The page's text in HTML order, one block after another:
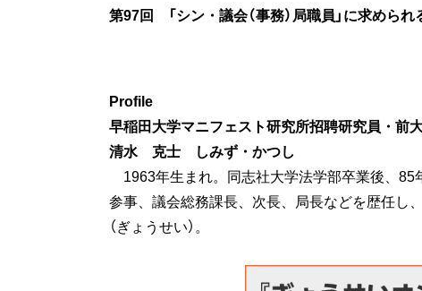
第97回 「シン・議会（事務）局職員」に求めら
Profile
早稲田大学マニフェスト研究所招聘研究員・前
清水 克士 しみず・かつし
1963年生まれ。同志社大学法学部卒業後、
参事、議会総務課長、次長、局長などを歴任し、
（ぎょうせい）。